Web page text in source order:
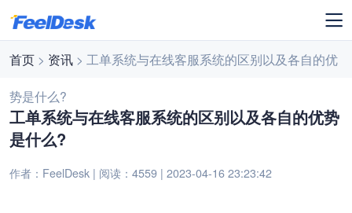
首页 > 资讯 > 工单系统与在线客服系统的区别以及各自的优
势是什么?
工单系统与在线客服系统的区别以及各自的优势
是什么?
作者：FeelDesk | 阅读：4559 | 2023-04-16 23:23:42